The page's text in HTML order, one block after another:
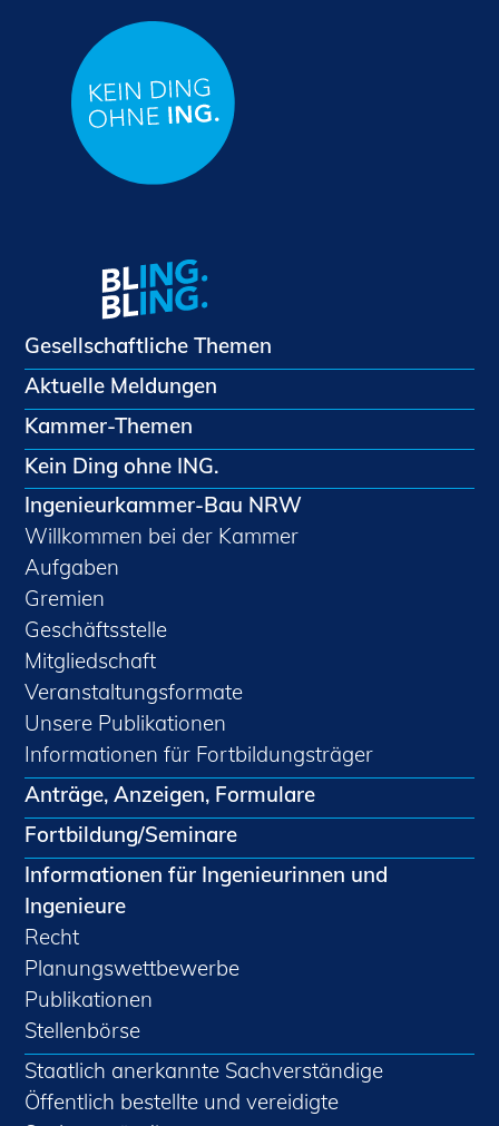
Gesellschaftliche Themen
Aktuelle Meldungen
Kammer-Themen
Kein Ding ohne ING.
Ingenieurkammer-Bau NRW
Willkommen bei der Kammer
Aufgaben
Gremien
Geschäftsstelle
Mitgliedschaft
Veranstaltungsformate
Unsere Publikationen
Informationen für Fortbildungsträger
Anträge, Anzeigen, Formulare
Fortbildung/Seminare
Informationen für Ingenieurinnen und
Ingenieure
Recht
Planungswettbewerbe
Publikationen
Stellenbörse
Staatlich anerkannte Sachverständige
Öffentlich bestellte und vereidigte